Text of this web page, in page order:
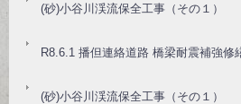
(砂)小谷川渓流保全工事（その１）
R8.6.1 播但連絡道路 橋梁耐震補強修
(砂)小谷川渓流保全工事（その１）